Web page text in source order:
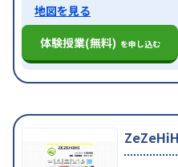
地図を見る
体験授業(無料) を申し込む